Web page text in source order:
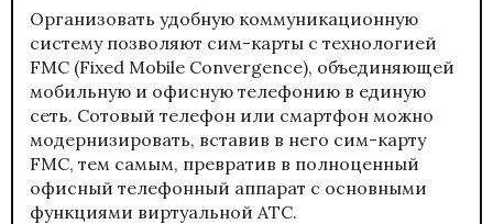
Организовать удобную коммуникационную
систему позволяют сим-карты с технологией
FMC (Fixed Mobile Convergence), объединяющей
мобильную и офисную телефонию в единую
сеть. Сотовый телефон или смартфон можно
модернизировать, вставив в него сим-карту
FMC, тем самым, превратив в полноценный
офисный телефонный аппарат с основными
функциями виртуальной АТС.